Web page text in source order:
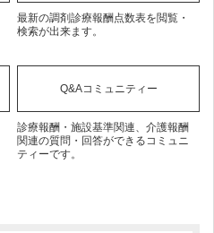
最新の調剤診療報酬点数表を閲覧・
検索が出来ます。
Q&Aコミュニティー
診療報酬・施設基準関連、介護報酬
関連の質問・回答ができるコミュニ
ティーです。